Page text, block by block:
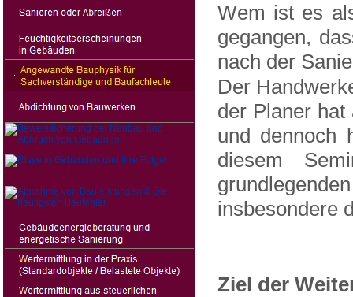
Wem ist es
gegangen,
nach der
Der
der Planer hat
und dennoch
diesem
insbesondere
Ziel der